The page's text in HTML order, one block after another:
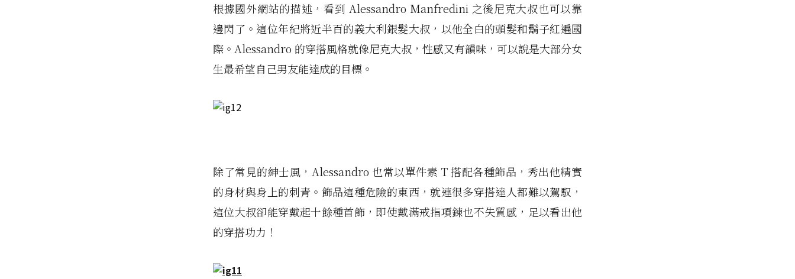
根據國外網站的描述，看到 Alessandro Manfredini 之後尼克大叔也可以靠
邊閃了。這位年紀將近半百的義大利銀髮大叔，以他全白的頭髮和鬍子紅遍國
際。Alessandro 的穿搭風格就像尼克大叔，性感又有韻味，可以說是大部分女
生最希望自己男友能達成的目標。
除了常見的紳士風，Alessandro 也常以單件素 T 搭配各種飾品，秀出他精實
的身材與身上的刺青。飾品這種危險的東西，就連很多穿搭達人都難以駕馭，
這位大叔卻能穿戴起十餘種首飾，即使戴滿戒指項鍊也不失質感，足以看出他
的穿搭功力！